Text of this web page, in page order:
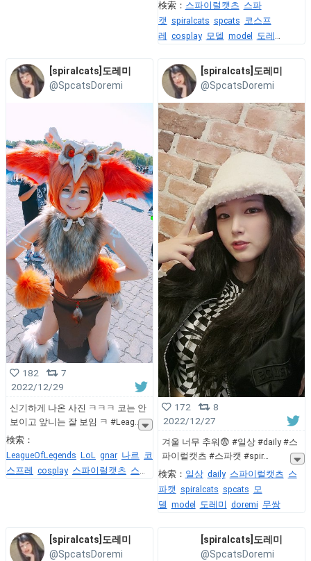
検索： 스파이럴캣츠 스파
캣 spiralcats spcats 코스프
레 cosplay 모델 model 도레
[spiralcats]도레미
@SpcatsDoremi
182
7
2022/12/29
신기하게 나온 사진 ㅋㅋㅋ 코는 안
보이고 앞니는 잘 보임 ㅋ #Leag
検索：
LeagueOfLegends LoL gnar 나르
코
스프레 cosplay 스파이럴캣츠 스파
[spiralcats]도레미
@SpcatsDoremi
172
8
2022/12/27
겨울 너무 추워😨 #일상 #daily #스
파이럴캣츠 #스파캣 #spir
検索： 일상 daily 스파이럴캣츠 스
파캣 spiralcats spcats 모
델 model 도레미 doremi 무쌍
[spiralcats]도레미
@SpcatsDoremi
[spiralcats]도레미
@SpcatsDoremi